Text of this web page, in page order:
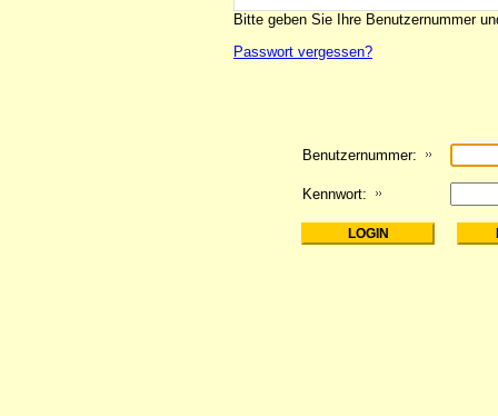
Bitte geben Sie Ihre Benutzernummer
Passwort vergessen?
Benutzernummer:
Kennwort: